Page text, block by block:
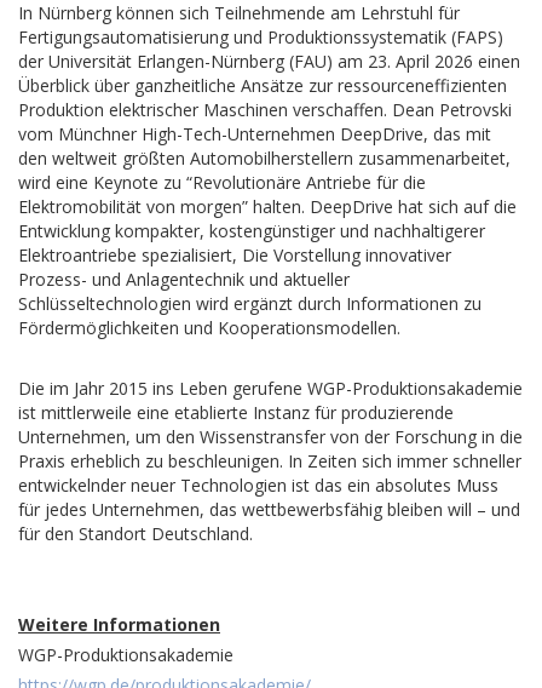
In Nürnberg können sich Teilnehmende am Lehrstuhl für
Fertigungsautomatisierung und Produktionssystematik (FAPS)
der Universität Erlangen-Nürnberg (FAU) am 23. April 2026 einen
Überblick über ganzheitliche Ansätze zur ressourceneffizienten
Produktion elektrischer Maschinen verschaffen. Dean Petrovski
vom Münchner High-Tech-Unternehmen DeepDrive, das mit
den weltweit größten Automobilherstellern zusammenarbeitet,
wird eine Keynote zu “Revolutionäre Antriebe für die
Elektromobilität von morgen” halten. DeepDrive hat sich auf die
Entwicklung kompakter, kostengünstiger und nachhaltigerer
Elektroantriebe spezialisiert, Die Vorstellung innovativer
Prozess- und Anlagentechnik und aktueller
Schlüsseltechnologien wird ergänzt durch Informationen zu
Fördermöglichkeiten und Kooperationsmodellen.
Die im Jahr 2015 ins Leben gerufene WGP-Produktionsakademie
ist mittlerweile eine etablierte Instanz für produzierende
Unternehmen, um den Wissenstransfer von der Forschung in die
Praxis erheblich zu beschleunigen. In Zeiten sich immer schneller
entwickelnder neuer Technologien ist das ein absolutes Muss
für jedes Unternehmen, das wettbewerbsfähig bleiben will – und
für den Standort Deutschland.
Weitere Informationen
WGP-Produktionsakademie